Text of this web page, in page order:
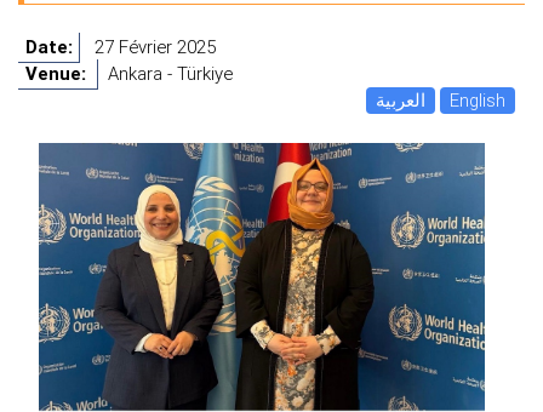
Date:
27 Février 2025
Venue:
Ankara - Türkiye
العربية
English